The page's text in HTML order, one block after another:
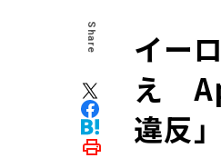
Share
イー
え
違反」